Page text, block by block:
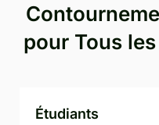
pour Tous
Étudiants